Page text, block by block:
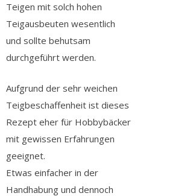
Teigen mit solch hohen
Teigausbeuten wesentlich
und sollte behutsam
durchgeführt werden.
Aufgrund der sehr weichen
Teigbeschaffenheit ist dieses
Rezept eher für Hobbybäcker
mit gewissen Erfahrungen
geeignet.
Etwas einfacher in der
Handhabung und dennoch